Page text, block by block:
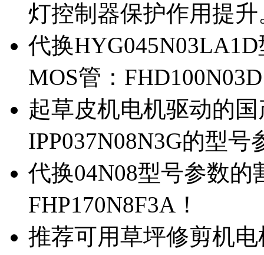
灯控制器保护作用提升
代换
MOS管：
起草皮机电机驱动的
IPP037N08N3G的型号
代换04N08型号参数
FHP170N8F3A！
推荐可用草坪修剪机电